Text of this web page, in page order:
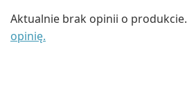
Aktualnie brak opinii o produkcie.
opinię.